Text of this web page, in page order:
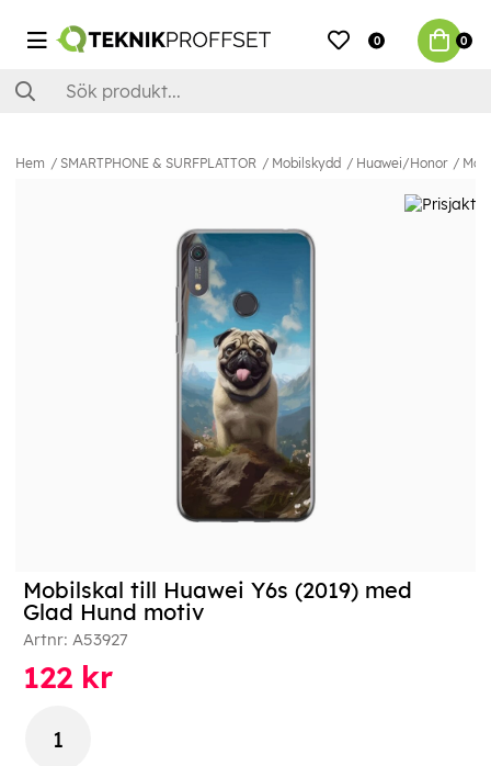
0 0
Hem SMARTPHONE & SURFPLATTOR Mobilskydd Huawei/Honor
Mobilskal till Huawei Y6s (2019) med
Glad Hund motiv
Artnr: A53927
122 kr